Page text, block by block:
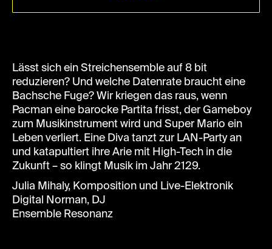
Lässt sich ein Streichensemble auf 8 bit
reduzieren? Und welche Datenrate braucht eine
Bachsche Fuge? Wir kriegen das raus, wenn
Pacman eine barocke Partita frisst, der Gameboy
zum Musikinstrument wird und Super Mario ein
Leben verliert. Eine Diva tanzt zur LAN-Party an
und katapultiert ihre Arie mit High-Tech in die
Zukunft – so klingt Musik im Jahr 2129.
Julia Mihaly, Komposition und Live-Elektronik
Digital Norman, DJ
Ensemble Resonanz